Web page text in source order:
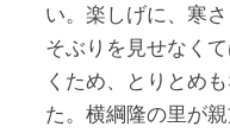
い。楽しげに、寒
そぶりを見せなく
くため、とりとめ
た。横綱隆の里が